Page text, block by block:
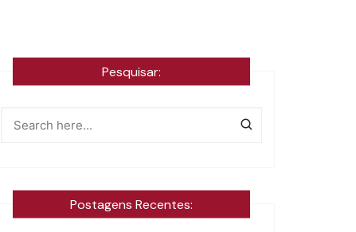
Pesquisar:
Postagens Recentes: